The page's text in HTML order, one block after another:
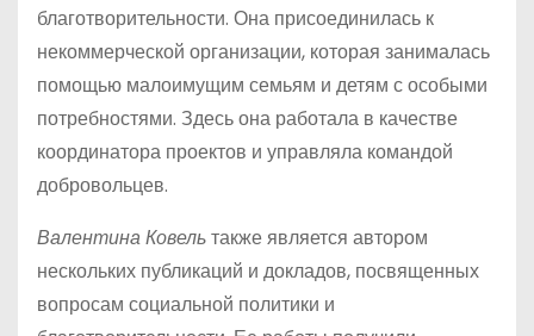
благотворительности. Она присоединилась к
некоммерческой организации, которая занималась
помощью малоимущим семьям и детям с особыми
потребностями. Здесь она работала в качестве
координатора проектов и управляла командой
добровольцев.
Валентина Ковельтакже является автором
нескольких публикаций и докладов, посвященных
вопросам социальной политики и